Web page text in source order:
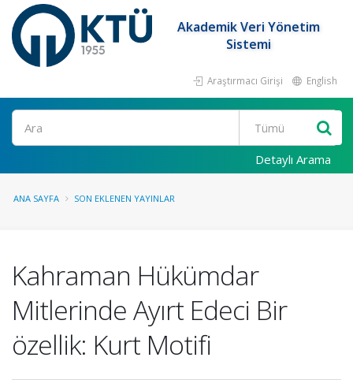
Akademik Veri Yönetim
Sistemi
Araştırmacı Girişi English
Ara
Detaylı Arama
ANA SAYFA SON EKLENEN YAYINLAR
Kahraman Hükümdar
Mitlerinde Ayırt Edeci Bir
özellik: Kurt Motifi